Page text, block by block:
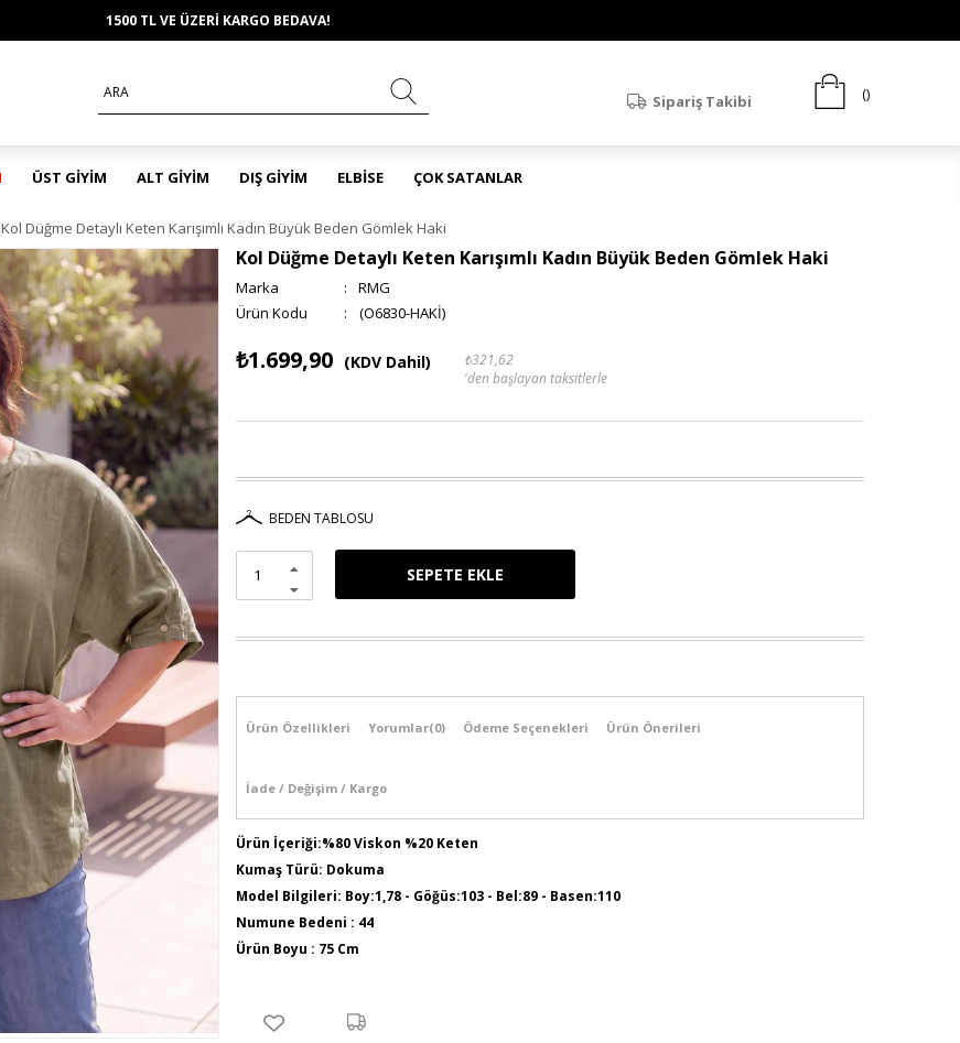
1500 TL VE ÜZERİ KARGO BEDAVA!
Sipariş Takibi
ÜST GİYİM ALT GİYİM DIŞ GİYİM ELBİSE ÇOK SATANLAR
Kol Düğme Detaylı Keten Karışımlı Kadın Büyük Beden Gömlek Haki
Kol Düğme Detaylı Keten Karışımlı Kadın Büyük Beden Gömlek Haki
Marka :
RMG
(O6830-HAKİ)
₺1.699,90 (KDV Dahil)
₺321,62
'den başlayan taksitlerle
BEDEN TABLOSU
Ürün Özellikleri Yorumlar(0) Ödeme Seçenekleri Ürün Önerileri
İade / Değişim / Kargo
Ürün İçeriği:%80 Viskon %20 Keten
Kumaş Türü: Dokuma
Model Bilgileri: Boy:1,78 - Göğüs:103 - Bel:89 - Basen:110
Numune Bedeni : 44
Ürün Boyu : 75 Cm